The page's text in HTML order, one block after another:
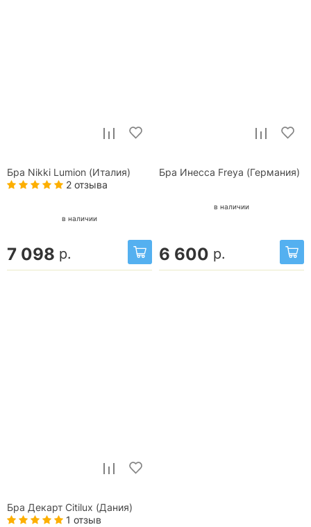
Бра Nikki Lumion (Италия)
2 отзыва
в наличии
7 098 р.
Бра Инесса Freya (Германия)
в наличии
6 600 р.
Бра Декарт Citilux (Дания)
1 отзыв